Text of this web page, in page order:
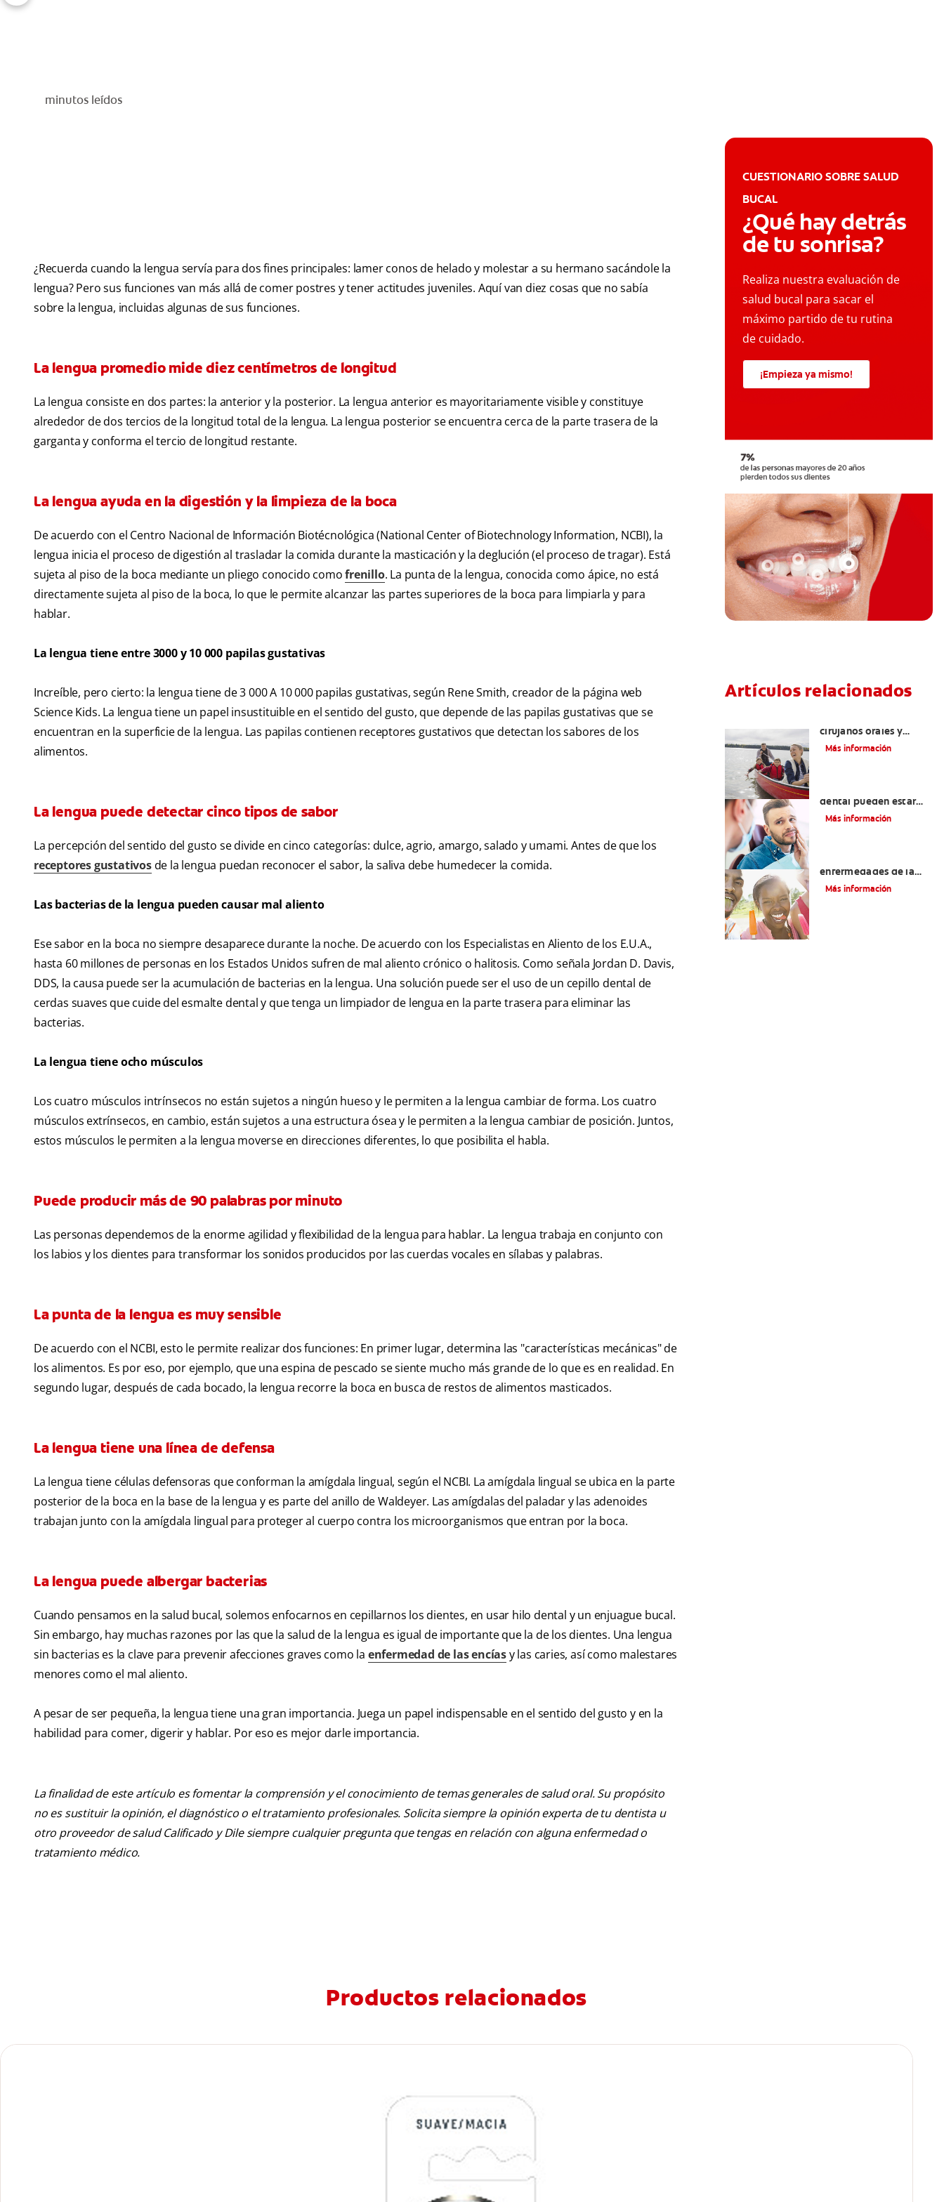
minutos leídos
¿Recuerda cuando la lengua servía para dos fines principales: lamer conos de helado y molestar a su hermano sacándole la
lengua? Pero sus funciones van más allá de comer postres y tener actitudes juveniles. Aquí van diez cosas que no sabía
sobre la lengua, incluidas algunas de sus funciones.
La lengua promedio mide diez centímetros de longitud
La lengua consiste en dos partes: la anterior y la posterior. La lengua anterior es mayoritariamente visible y constituye
alrededor de dos tercios de la longitud total de la lengua. La lengua posterior se encuentra cerca de la parte trasera de la
garganta y conforma el tercio de longitud restante.
La lengua ayuda en la digestión y la limpieza de la boca
De acuerdo con el Centro Nacional de Información Biotécnológica (National Center of Biotechnology Information, NCBI), la
lengua inicia el proceso de digestión al trasladar la comida durante la masticación y la deglución (el proceso de tragar). Está
sujeta al piso de la boca mediante un pliego conocido comofrenillo. La punta de la lengua, conocida como ápice, no está
directamente sujeta al piso de la boca, lo que le permite alcanzar las partes superiores de la boca para limpiarla y para
hablar.
La lengua tiene entre 3000 y 10000 papilas gustativas
Increíble, pero cierto: la lengua tiene de 3 000 A 10 000 papilas gustativas, según Rene Smith, creador de la página web
Science Kids. La lengua tiene un papel insustituible en el sentido del gusto, que depende de las papilas gustativas que se
encuentran en la superficie de la lengua. Las papilas contienen receptores gustativos que detectan los sabores de los
alimentos.
La lengua puede detectar cinco tipos de sabor
La percepción del sentido del gusto se divide en cinco categorías: dulce, agrio, amargo, salado y umami. Antes de que los
receptores gustativosde la lengua puedan reconocer el sabor, la saliva debe humedecer la comida.
Las bacterias de la lengua pueden causar mal aliento
Ese sabor en la boca no siempre desaparece durante la noche. De acuerdo con los Especialistas en Aliento de los E.U.A.,
hasta 60 millones de personas en los Estados Unidos sufren de mal aliento crónico o halitosis. Como señala Jordan D. Davis,
DDS, la causa puede ser la acumulación de bacterias en la lengua. Una solución puede ser el uso de un cepillo dental de
cerdas suaves que cuide del esmalte dental y que tenga un limpiador de lengua en la parte trasera para eliminar las
bacterias.
La lengua tiene ocho músculos
Los cuatro músculos intrínsecos no están sujetos a ningún hueso y le permiten a la lengua cambiar de forma. Los cuatro
músculos extrínsecos, en cambio, están sujetos a una estructura ósea y le permiten a la lengua cambiar de posición. Juntos,
estos músculos le permiten a la lengua moverse en direcciones diferentes, lo que posibilita el habla.
Puede producir más de 90 palabras por minuto
Las personas dependemos de la enorme agilidad y flexibilidad de la lengua para hablar. La lengua trabaja en conjunto con
los labios y los dientes para transformar los sonidos producidos por las cuerdas vocales en sílabas y palabras.
La punta de la lengua es muy sensible
De acuerdo con el NCBI, esto le permite realizar dos funciones: En primer lugar, determina las "características mecánicas" de
los alimentos. Es por eso, por ejemplo, que una espina de pescado se siente mucho más grande de lo que es en realidad. En
segundo lugar, después de cada bocado, la lengua recorre la boca en busca de restos de alimentos masticados.
La lengua tiene una línea de defensa
La lengua tiene células defensoras que conforman la amígdala lingual, según el NCBI. La amígdala lingual se ubica en la parte
posterior de la boca en la base de la lengua y es parte del anillo de Waldeyer. Las amígdalas del paladar y las adenoides
trabajan junto con la amígdala lingual para proteger al cuerpo contra los microorganismos que entran por la boca.
La lengua puede albergar bacterias
Cuando pensamos en la salud bucal, solemos enfocarnos en cepillarnos los dientes, en usar hilo dental y un enjuague bucal.
Sin embargo, hay muchas razones por las que la salud de la lengua es igual de importante que la de los dientes. Una lengua
sin bacterias es la clave para prevenir afecciones graves como la enfermedad de las encíasy las caries, así como malestares
menores como el mal aliento.
A pesar de ser pequeña, la lengua tiene una gran importancia. Juega un papel indispensable en el sentido del gusto y en la
habilidad para comer, digerir y hablar. Por eso es mejor darle importancia.
La finalidad de este artículo es fomentar la comprensión y el conocimiento de temas generales de salud oral. Su propósito
no es sustituir la opinión, el diagnóstico o el tratamiento profesionales. Solicita siempre la opinión experta de tu dentista u
otro proveedor de salud Calificado y Dile siempre cualquier pregunta que tengas en relación con alguna enfermedad o
tratamiento médico.
CUESTIONARIO SOBRE SALUD
BUCAL
¿Qué hay detrás
de tu sonrisa?
Realiza nuestra evaluación de
salud bucal para sacar el
máximo partido de tu rutina
de cuidado.
¡Empieza ya mismo!
Artículos relacionados
cirujanos orales y
maxilofaciales
Más información
dental pueden estar
relacionados?
Más información
enfermedades de la
lengua Señales, causas,
Más información
Productos relacionados